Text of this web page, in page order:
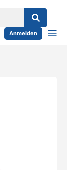
Anmelden